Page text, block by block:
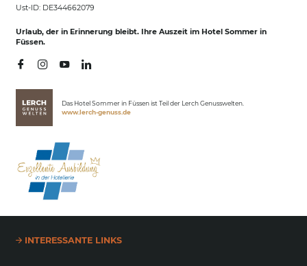
Ust-ID: DE344662079
Urlaub, der in Erinnerung bleibt. Ihre Auszeit im Hotel Sommer in
Füssen.
Das Hotel Sommer in Füssen ist Teil der Lerch Genusswelten.
www.lerch-genuss.de
INTERESSANTE LINKS